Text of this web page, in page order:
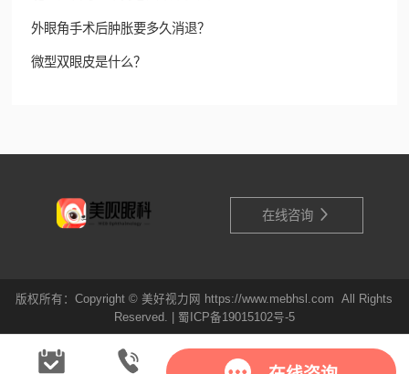
外眼角手术后肿胀要多久消退？
微型双眼皮是什么？
在线咨询 
版权所有：Copyright © 美好视力网 https://www.mebhsl.com All Rights
Reserved. | 蜀ICP备19015102号-5